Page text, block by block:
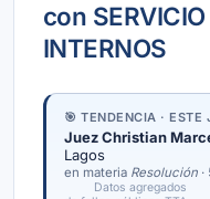
con
INTERNOS
🎯 TENDENCIA · ESTE
Juez Christian
Lagos
en materia Resolución
Datos agregados